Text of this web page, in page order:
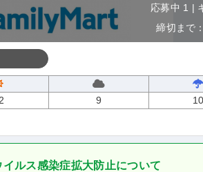
応募中 1 |
締切まで
9
イルス感染症拡大防止について